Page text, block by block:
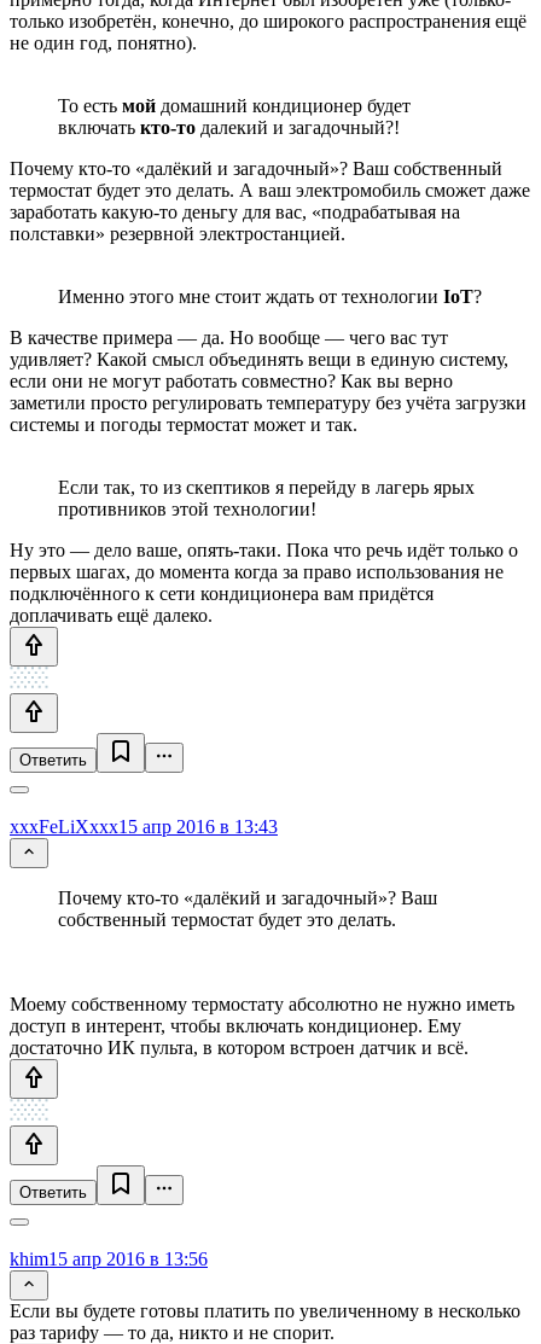
только изобретён, конечно, до широкого распространения ещё
не один год, понятно).
То есть мой домашний кондиционер будет
включать кто-то далекий и загадочный?!
Почему кто-то «далёкий и загадочный»? Ваш собственный
термостат будет это делать. А ваш электромобиль сможет даже
заработать какую-то деньгу для вас, «подрабатывая на
полставки» резервной электростанцией.
Именно этого мне стоит ждать от технологии IoT?
В качестве примера — да. Но вообще — чего вас тут
удивляет? Какой смысл объединять вещи в единую систему,
если они не могут работать совместно? Как вы верно
заметили просто регулировать температуру без учёта загрузки
системы и погоды термостат может и так.
Если так, то из скептиков я перейду в лагерь ярых
противников этой технологии!
Ну это — дело ваше, опять-таки. Пока что речь идёт только о
первых шагах, до момента когда за право использования не
подключённого к сети кондиционера вам придётся
доплачивать ещё далеко.
Ответить
xxxFeLiXxxx15 апр 2016 в 13:43
Почему кто-то «далёкий и загадочный»? Ваш
собственный термостат будет это делать.
Моему собственному термостату абсолютно не нужно иметь
доступ в интерент, чтобы включать кондиционер. Ему
достаточно ИК пульта, в котором встроен датчик и всё.
Ответить
khim15 апр 2016 в 13:56
Если вы будете готовы платить по увеличенному в несколько
раз тарифу — то да, никто и не спорит.